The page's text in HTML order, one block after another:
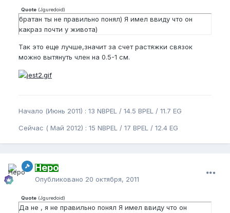
Quote (Jguredoid)
братан ты не правильно понял) Я имел ввиду что он
какраз почти у живота)
Так это еще лучше,значит за счет растяжки связок
можно вытянуть член на 0.5-1 см.
Начало (Июнь 2011) : 13 NBPEL / 14.5 BPEL / 11.7 EG
Сейчас ( Май 2012) : 15 NBPEL / 17 BPEL / 12.4 EG
Неро
Опубликовано 20 октября, 2011
Quote (Jguredoid)
Да не , я не правильно понял Я имел ввиду что он